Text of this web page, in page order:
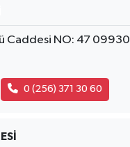
Caddesi NO: 47 09930
0 (256) 371 30 60